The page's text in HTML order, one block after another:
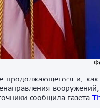
продолжающегося и, как
сообщила газета